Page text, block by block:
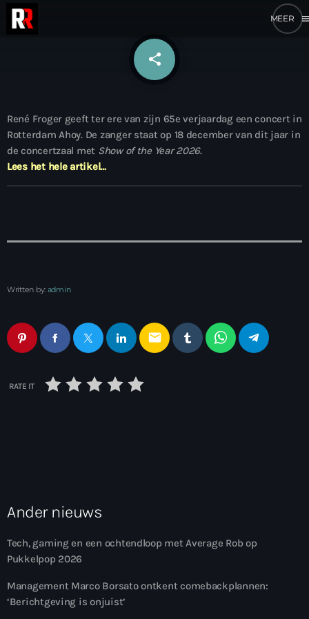
share
email
René Froger geeft ter ere van zijn 65e verjaardag een concert in
Rotterdam Ahoy. De zanger staat op 18 december van dit jaar in
de concertzaal met Show of the Year 2026.
Lees het hele artikel…
Written by: admin
email
RATE IT
Ander nieuws
Tech, gaming en een ochtendloop met Average Rob op
Pukkelpop 2026
Management Marco Borsato ontkent comebackplannen:
‘Berichtgeving is onjuist’